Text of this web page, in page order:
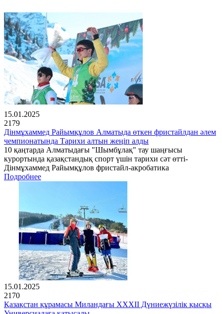
15.01.2025
2179
Дінмұхаммед Райымқұлов Алматыда өткен фристайлдан әлем
чемпионатында Тарихи алтын жеңіп алды
10 қаңтарда Алматыдағы "Шымбұлақ" тау шаңғысы
курортында қазақстандық спорт үшін тарихи сәт өтті-
Дінмұхаммед Райымқұлов фристайл-акробатика
Подробнее
15.01.2025
2170
Қазақстан құрамасы Миландағы XXXII Дүниежүзілік қысқы